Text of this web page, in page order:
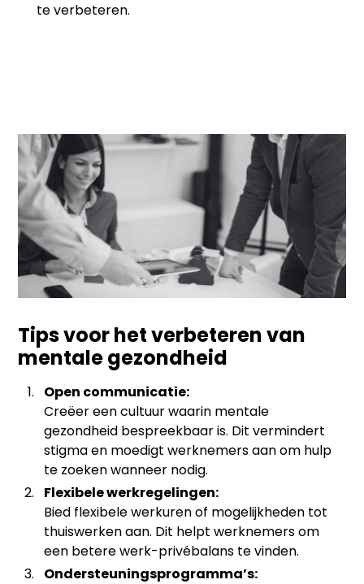
te verbeteren.
Tips voor het verbeteren van
mentale gezondheid
Open communicatie:
Creëer een cultuur waarin mentale
gezondheid bespreekbaar is. Dit vermindert
stigma en moedigt werknemers aan om hulp
te zoeken wanneer nodig.
Flexibele werkregelingen:
Bied flexibele werkuren of mogelijkheden tot
thuiswerken aan. Dit helpt werknemers om
een betere werk-privébalans te vinden.
Ondersteuningsprogramma’s: